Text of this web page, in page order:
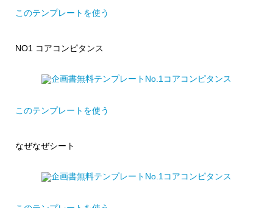
このテンプレートを使う
NO1 コアコンピタンス
このテンプレートを使う
なぜなぜシート